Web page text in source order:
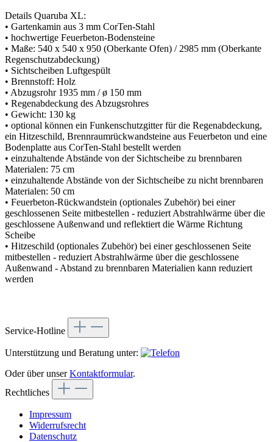
Details Quaruba XL:
• Gartenkamin aus 3 mm CorTen-Stahl
• hochwertige Feuerbeton-Bodensteine
• Maße: 540 x 540 x 950 (Oberkante Ofen) / 2985 mm (Oberkante
Regenschutzabdeckung)
• Sichtscheiben Luftgespült
• Brennstoff: Holz
• Abzugsrohr 1935 mm / ø 150 mm
• Regenabdeckung des Abzugsrohres
• Gewicht: 130 kg
• optional können ein Funkenschutzgitter für die Regenabdeckung,
ein Hitzeschild, Brennraumrückwandsteine aus Feuerbeton und eine
Bodenplatte aus CorTen-Stahl bestellt werden
• einzuhaltende Abstände von der Sichtscheibe zu brennbaren
Materialen: 75 cm
• einzuhaltende Abstände von der Sichtscheibe zu nicht brennbaren
Materialen: 50 cm
• Feuerbeton-Rückwandstein (optionales Zubehör) bei einer
geschlossenen Seite mitbestellen - reduziert Abstrahlwärme über die
geschlossene Außenwand und reflektiert die Wärme Richtung
Scheibe
• Hitzeschild (optionales Zubehör) bei einer geschlossenen Seite
mitbestellen - reduziert Abstrahlwärme über die geschlossene
Außenwand - Abstand zu brennbaren Materialien kann reduziert
werden
Service-Hotline
Unterstützung und Beratung unter:
Oder über unserKontaktformular.
Rechtliches
Impressum
Widerrufsrecht
Datenschutz